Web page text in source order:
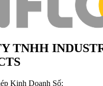
TNHH
Kinh Doanh Số: